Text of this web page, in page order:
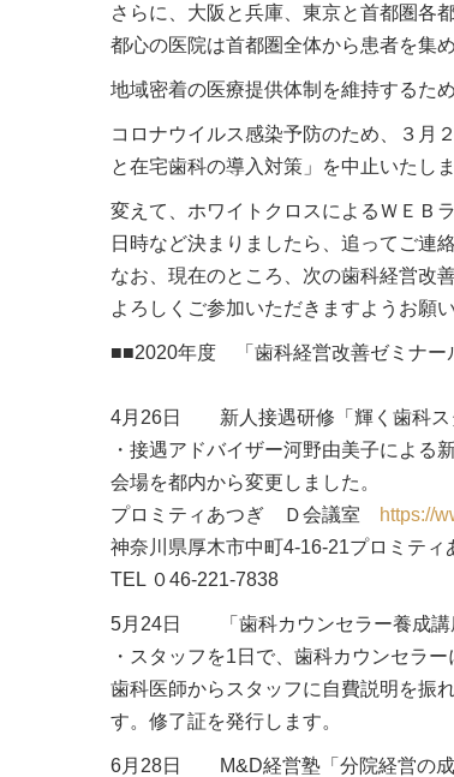
さらに、大阪と兵庫、東京と首都圏各
都心の医院は首都圏全体から患者を集
地域密着の医療提供体制を維持するた
コロナウイルス感染予防のため、３月
と在宅歯科の導入対策」を中止いたしま
変えて、ホワイトクロスによるＷＥＢ
日時など決まりましたら、追ってご連
なお、現在のところ、次の歯科経営改
よろしくご参加いただきますようお願
■■2020年度 「歯科経営改善ゼミナー
4月26日 新人接遇研修「輝く歯科ス
・接遇アドバイザー河野由美子による
会場を都内から変更しました。
プロミティあつぎ Ｄ会議室
https://
神奈川県厚木市中町4-16-21プロミテ
TEL ０46-221-7838
5月24日 「歯科カウンセラー養成講
・スタッフを1日で、歯科カウンセラー
歯科医師からスタッフに自費説明を振
す。修了証を発行します。
6月28日 M&D経営塾「分院経営の成